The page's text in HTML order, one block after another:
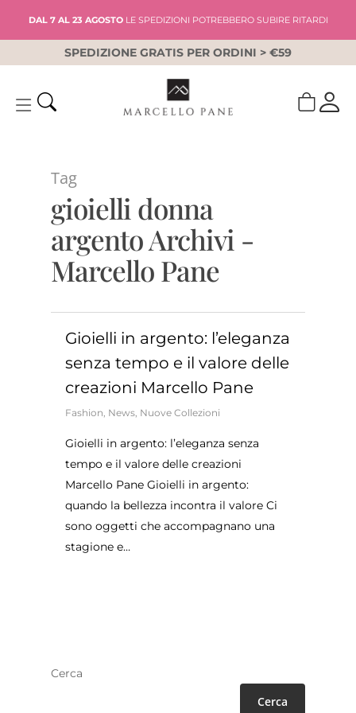
DAL 7 AL 23 AGOSTOLE SPEDIZIONI POTREBBERO SUBIRE RITARDI
SPEDIZIONE GRATIS PER ORDINI > €59
Tag
gioielli donna
argento Archivi -
Marcello Pane
Gioielli in argento: l’eleganza
senza tempo e il valore delle
creazioni Marcello Pane
Fashion, News, Nuove Collezioni
Gioielli in argento: l’eleganza senza
tempo e il valore delle creazioni
Marcello Pane Gioielli in argento:
quando la bellezza incontra il valore Ci
sono oggetti che accompagnano una
stagione e…
Cerca
Cerca